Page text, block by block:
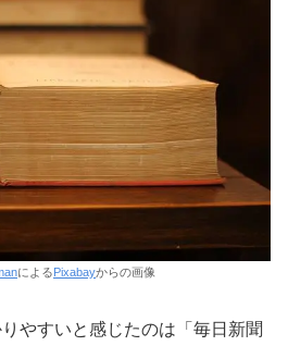
によるPixabayからの画像
やすいと感じたのは「毎日新聞